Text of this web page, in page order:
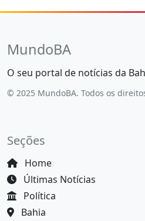
MundoBA
O seu portal de notícias da
© 2025 MundoBA. Todos os
Seções
Home
Últimas Notícias
Política
Bahia